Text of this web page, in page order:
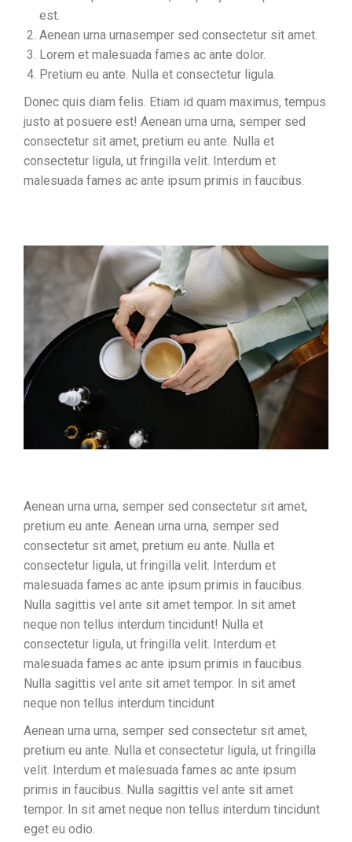
est.
Aenean urna urnasemper sed consectetur sit amet.
Lorem et malesuada fames ac ante dolor.
Pretium eu ante. Nulla et consectetur ligula.
Donec quis diam felis. Etiam id quam maximus, tempus
justo at posuere est! Aenean urna urna, semper sed
consectetur sit amet, pretium eu ante. Nulla et
consectetur ligula, ut fringilla velit. Interdum et
malesuada fames ac ante ipsum primis in faucibus.
Aenean urna urna, semper sed consectetur sit amet,
pretium eu ante. Aenean urna urna, semper sed
consectetur sit amet, pretium eu ante. Nulla et
consectetur ligula, ut fringilla velit. Interdum et
malesuada fames ac ante ipsum primis in faucibus.
Nulla sagittis vel ante sit amet tempor. In sit amet
neque non tellus interdum tincidunt! Nulla et
consectetur ligula, ut fringilla velit. Interdum et
malesuada fames ac ante ipsum primis in faucibus.
Nulla sagittis vel ante sit amet tempor. In sit amet
neque non tellus interdum tincidunt
Aenean urna urna, semper sed consectetur sit amet,
pretium eu ante. Nulla et consectetur ligula, ut fringilla
velit. Interdum et malesuada fames ac ante ipsum
primis in faucibus. Nulla sagittis vel ante sit amet
tempor. In sit amet neque non tellus interdum tincidunt
eget eu odio.